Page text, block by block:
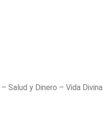
– Salud y Dinero – Vida Divina